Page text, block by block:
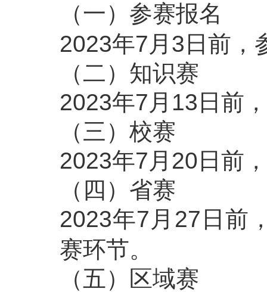
（一）参赛报名
2023年7月3日前，
（二）知识赛
2023年7月13日前
（三）校赛
2023年7月20日前
（四）省赛
2023年7月27日前
赛环节。
（五）区域赛